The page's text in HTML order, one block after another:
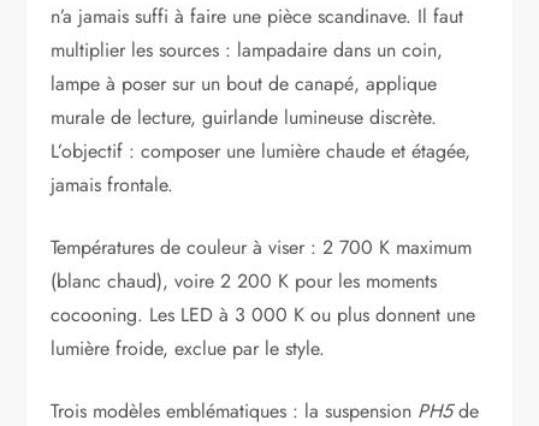
n’a jamais suffi à faire une pièce scandinave. Il faut
multiplier les sources : lampadaire dans un coin,
lampe à poser sur un bout de canapé, applique
murale de lecture, guirlande lumineuse discrète.
L’objectif : composer une lumière chaude et étagée,
jamais frontale.
Températures de couleur à viser : 2 700 K maximum
(blanc chaud), voire 2 200 K pour les moments
cocooning. Les LED à 3 000 K ou plus donnent une
lumière froide, exclue par le style.
Trois modèles emblématiques : la suspension PH5de